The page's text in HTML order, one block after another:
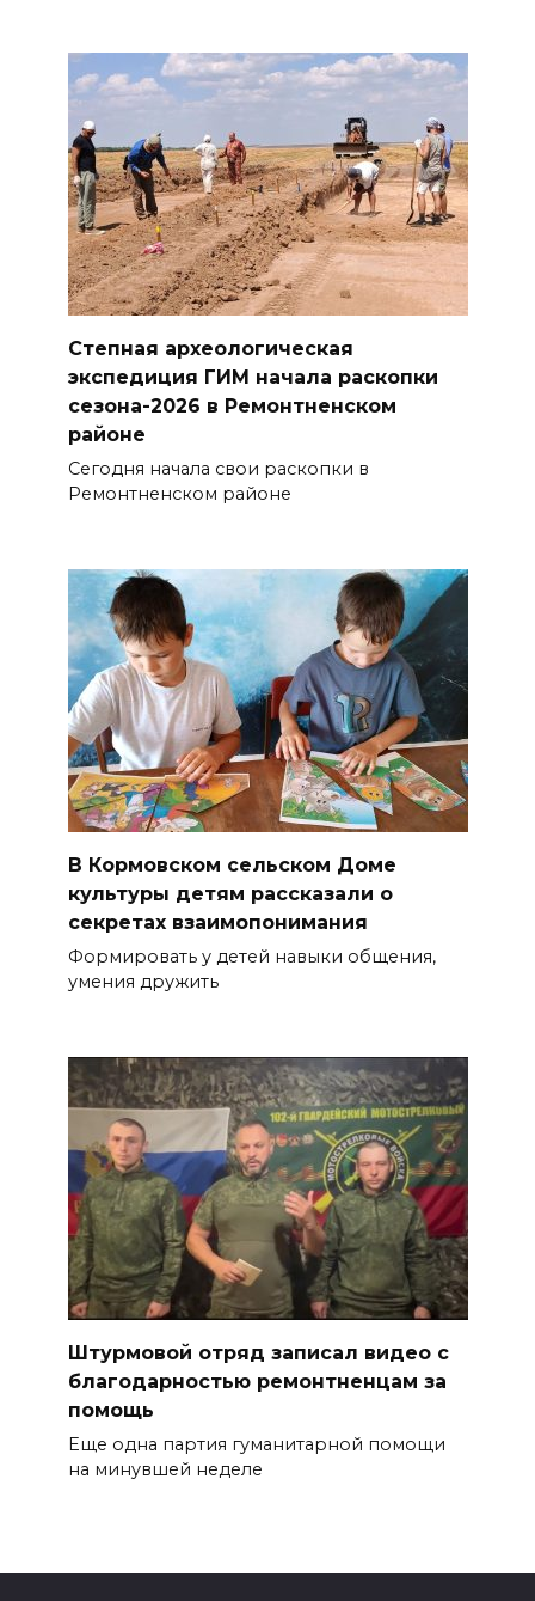
Степная археологическая
экспедиция ГИМ начала раскопки
сезона-2026 в Ремонтненском
районе
Сегодня начала свои раскопки в
Ремонтненском районе
В Кормовском сельском Доме
культуры детям рассказали о
секретах взаимопонимания
Формировать у детей навыки общения,
умения дружить
Штурмовой отряд записал видео с
благодарностью ремонтненцам за
помощь
Еще одна партия гуманитарной помощи
на минувшей неделе